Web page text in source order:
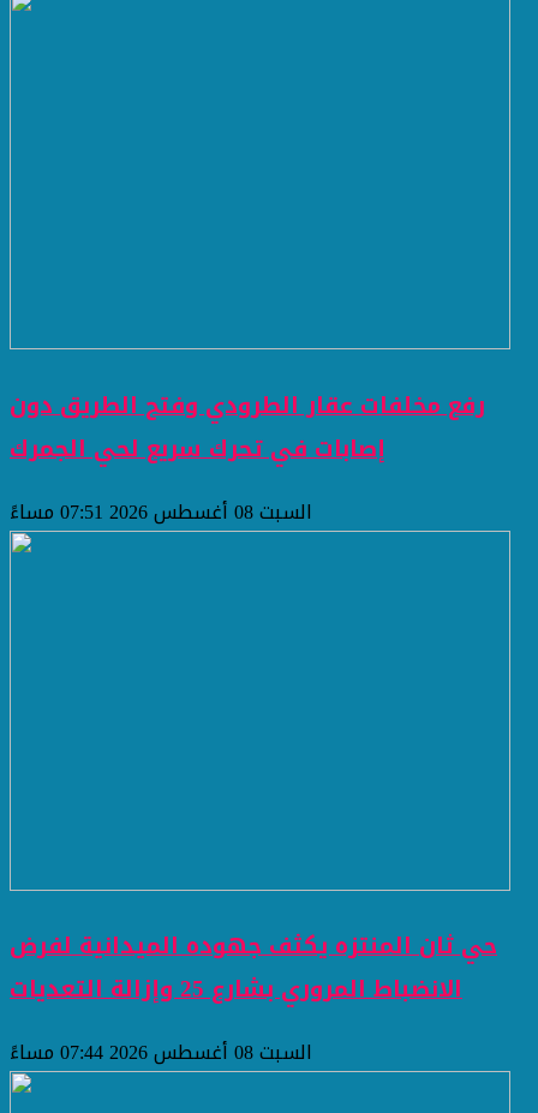
رفع مخلفات عقار الطرودي وفتح الطريق دون
إصابات في تحرك سريع لحي الجمرك
السبت 08 أغسطس 2026 07:51 مساءً
حي ثان المنتزه يكثف جهوده الميدانية لفرض
الانضباط المروري بشارع 25 وإزالة التعديات
السبت 08 أغسطس 2026 07:44 مساءً